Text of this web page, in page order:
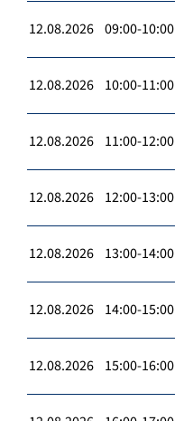
12.08.2026 09:00-10:00
12.08.2026 10:00-11:00
12.08.2026 11:00-12:00
12.08.2026 12:00-13:00
12.08.2026 13:00-14:00
12.08.2026 14:00-15:00
12.08.2026 15:00-16:00